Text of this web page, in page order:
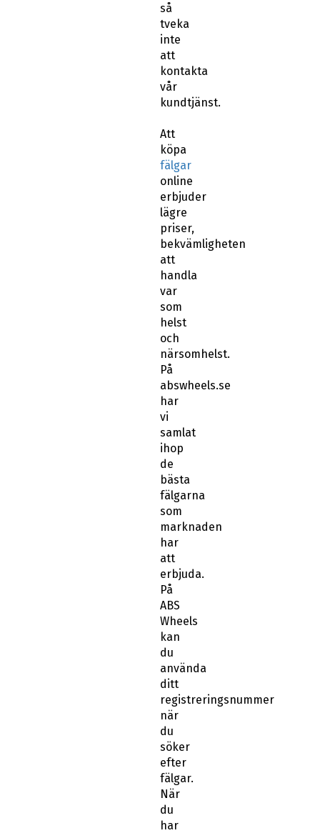
så
tveka
inte
att
kontakta
vår
kundtjänst.
Att
köpa
fälgar
online
erbjuder
lägre
priser,
bekvämligheten
att
handla
var
som
helst
och
närsomhelst.
På
abswheels.se
har
vi
samlat
ihop
de
bästa
fälgarna
som
marknaden
har
att
erbjuda.
På
ABS
Wheels
kan
du
använda
ditt
registreringsnummer
när
du
söker
efter
fälgar.
När
du
har